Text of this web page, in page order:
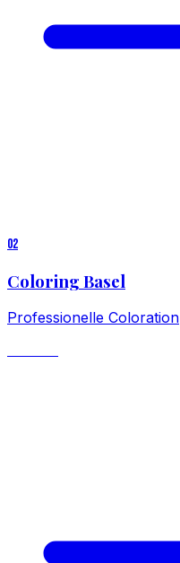
02
Coloring Basel
Professionelle Coloration